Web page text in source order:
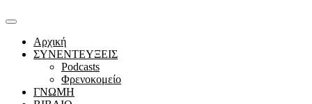
Αρχική
ΣΥΝΕΝΤΕΥΞΕΙΣ
Podcasts
Φρενοκομείο
ΓΝΩΜΗ